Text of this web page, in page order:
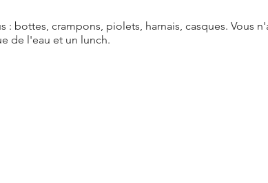
: bottes, crampons, piolets, harnais, casques. Vous
de l'eau et un lunch.